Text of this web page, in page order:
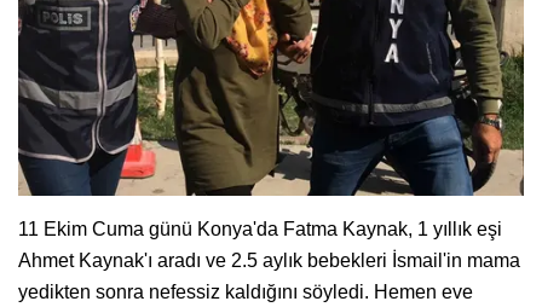
11 Ekim Cuma günü Konya'da Fatma Kaynak, 1 yıllık eşi
Ahmet Kaynak'ı aradı ve 2.5 aylık bebekleri İsmail'in mama
yedikten sonra nefessiz kaldığını söyledi. Hemen eve